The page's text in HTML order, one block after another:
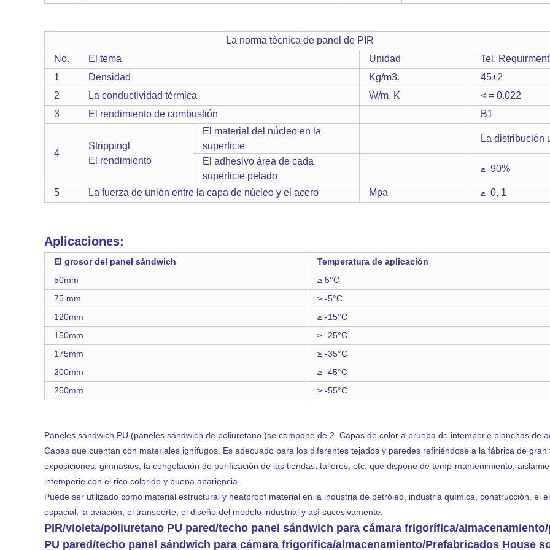
La norma técnica de panel de PIR
No.
El tema Unidad
Tel. Requirment
1
Densidad Kg/m3.
45±2
2
La conductividad térmica W/m. K
< = 0.022
3
El rendimiento de combustión B1
4
Strippingl
El rendimiento
El material del núcleo en la
superficie
La distribución
El adhesivo área de cada
superficie pelado
≥ 90%
5 La fuerza de unión entre la capa de núcleo y el acero Mpa ≥ 0, 1
Aplicaciones:
El grosor del panel sándwich
Temperatura de aplicación
50mm
≥ 5°C
75 mm.
≥ -5°C
120mm
≥ -15°C
150mm
≥ -25°C
175mm
≥ -35°C
200mm
≥ -45°C
250mm
≥ -55°C
Paneles sándwich PU (paneles sándwich de poliuretano )se compone de 2 Capas de color a prueba de intemperie planchas de
Capas que cuentan con materiales ignífugos. Es adecuado para los diferentes tejados y paredes refiriéndose a la fábrica de
exposiciones, gimnasios, la congelación de purificación de las tiendas, talleres, etc, que dispone de temp-mantenimiento,
intemperie con el rico colorido y buena apariencia.
Puede ser utilizado como material estructural y heatproof material en la industria de petróleo, industria química, construcción, el
espacial, la aviación, el transporte, el diseño del modelo industrial y así sucesivamente.
PIR/violeta/poliuretano PU pared/techo panel sándwich para cámara frigorífica/
PU pared/techo panel sándwich para cámara frigorífica/almacenamiento/Prefabricados House